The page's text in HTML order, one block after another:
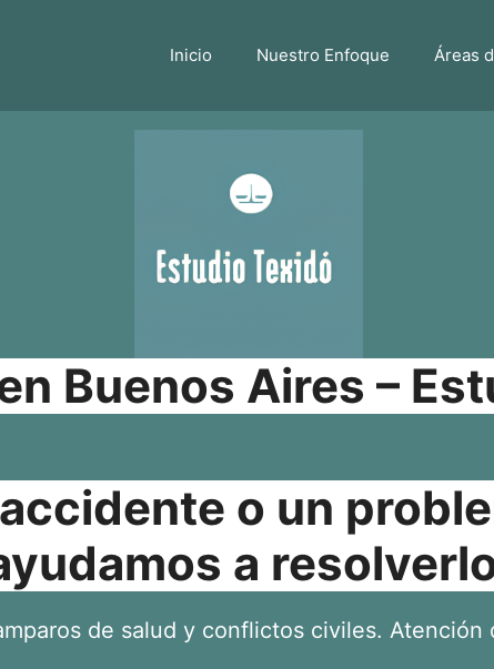
Inicio Nuestro Enfoque Áreas
Buenos Aires –
o un
a
de salud y conflictos civiles. Atención